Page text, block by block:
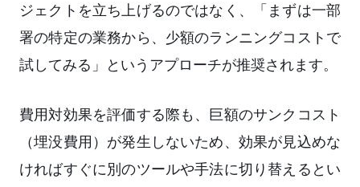
ジェクトを立ち上げるのではなく、「まずは一部
署の特定の業務から、少額のランニングコストで
試してみる」というアプローチが推奨されます。
費用対効果を評価する際も、巨額のサンクコスト
（埋没費用）が発生しないため、効果が見込めな
ければすぐに別のツールや手法に切り替えるとい